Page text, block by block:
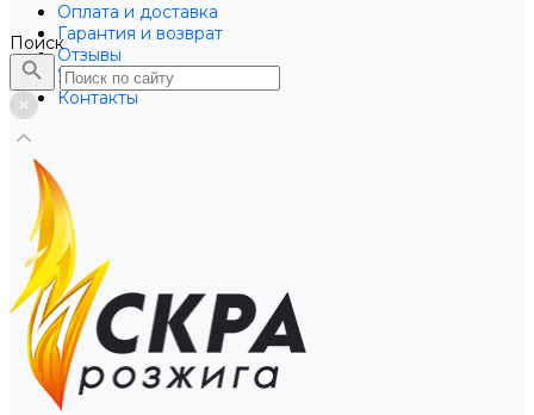
Оплата и доставка
Гарантия и возврат
Отзывы
Услуги
Контакты
Поиск